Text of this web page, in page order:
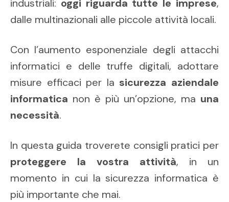
industriali: oggi riguarda tutte le imprese,
dalle multinazionali alle piccole attività locali.
Con l’aumento esponenziale degli attacchi
informatici e delle truffe digitali, adottare
misure efficaci per la sicurezza aziendale
informatica non è più un’opzione, ma una
necessità.
In questa guida troverete consigli pratici per
proteggere la vostra attività, in un
momento in cui la sicurezza informatica è
più importante che mai.